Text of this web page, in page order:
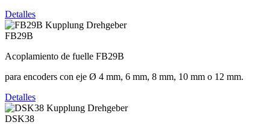
Detalles
FB29B
Acoplamiento de fuelle FB29B
para encoders con eje Ø 4 mm, 6 mm, 8 mm, 10 mm o 12 mm.
Detalles
DSK38